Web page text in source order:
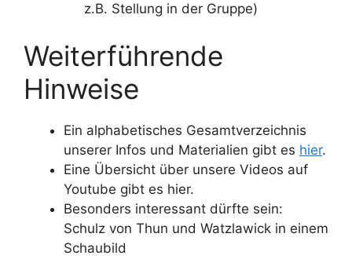
z.B. Stellung in der Gruppe)
Weiterführende
Hinweise
Ein alphabetisches Gesamtverzeichnis
unserer Infos und Materialien gibt es hier.
Eine Übersicht über unsere Videos auf
Youtube gibt es hier.
Besonders interessant dürfte sein:
Schulz von Thun und Watzlawick in einem
Schaubild